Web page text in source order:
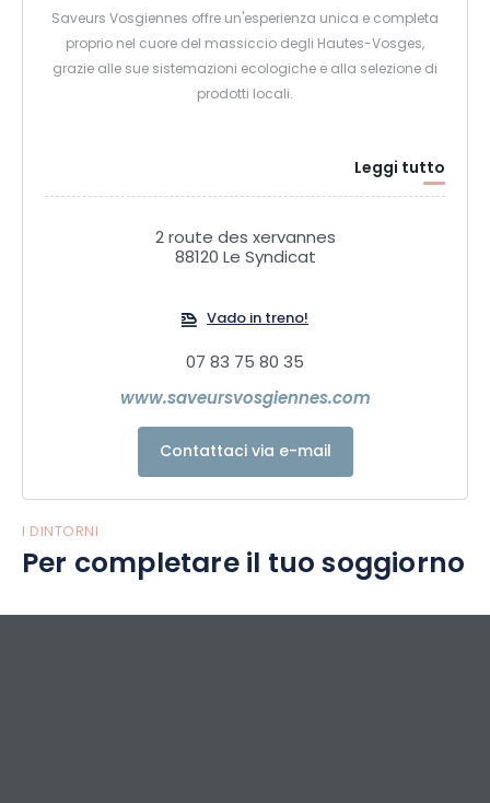
Saveurs Vosgiennes offre un'esperienza unica e completa
proprio nel cuore del massiccio degli Hautes-Vosges,
grazie alle sue sistemazioni ecologiche e alla selezione di
prodotti locali.
Leggi tutto
2 route des xervannes
88120 Le Syndicat
Vado in treno!
07 83 75 80 35
www.saveursvosgiennes.com
Contattaci via e-mail
I DINTORNI
Per completare il tuo soggiorno